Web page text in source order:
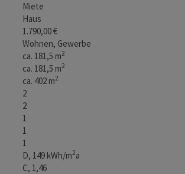
Miete
Haus
1.790,00 €
Wohnen Gewerbe
ca. 181,5 m2
ca. 181,5 m2
ca. 402 m2
2
2
1
1
1
D, 149 kWh/m2a
C, 1,46